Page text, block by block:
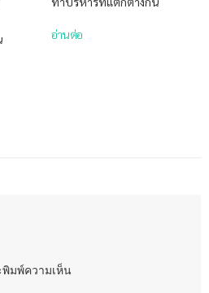
อ่านต่อ
พิมพ์ความเห็น